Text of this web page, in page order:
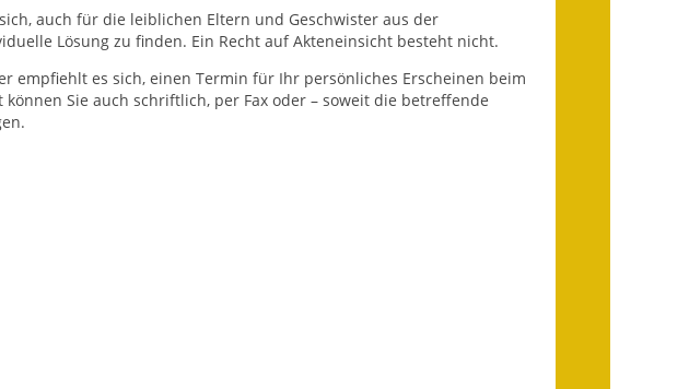
Sitzungsberichte 2015
Sitzungsberichte 2016
auch für die leiblichen Eltern und Geschwister aus der
Lösung zu finden. Ein Recht auf Akteneinsicht besteht nicht.
empfiehlt es sich, einen Termin für Ihr persönliches Erscheinen beim
Sie auch schriftlich, per Fax oder – soweit die betreffende